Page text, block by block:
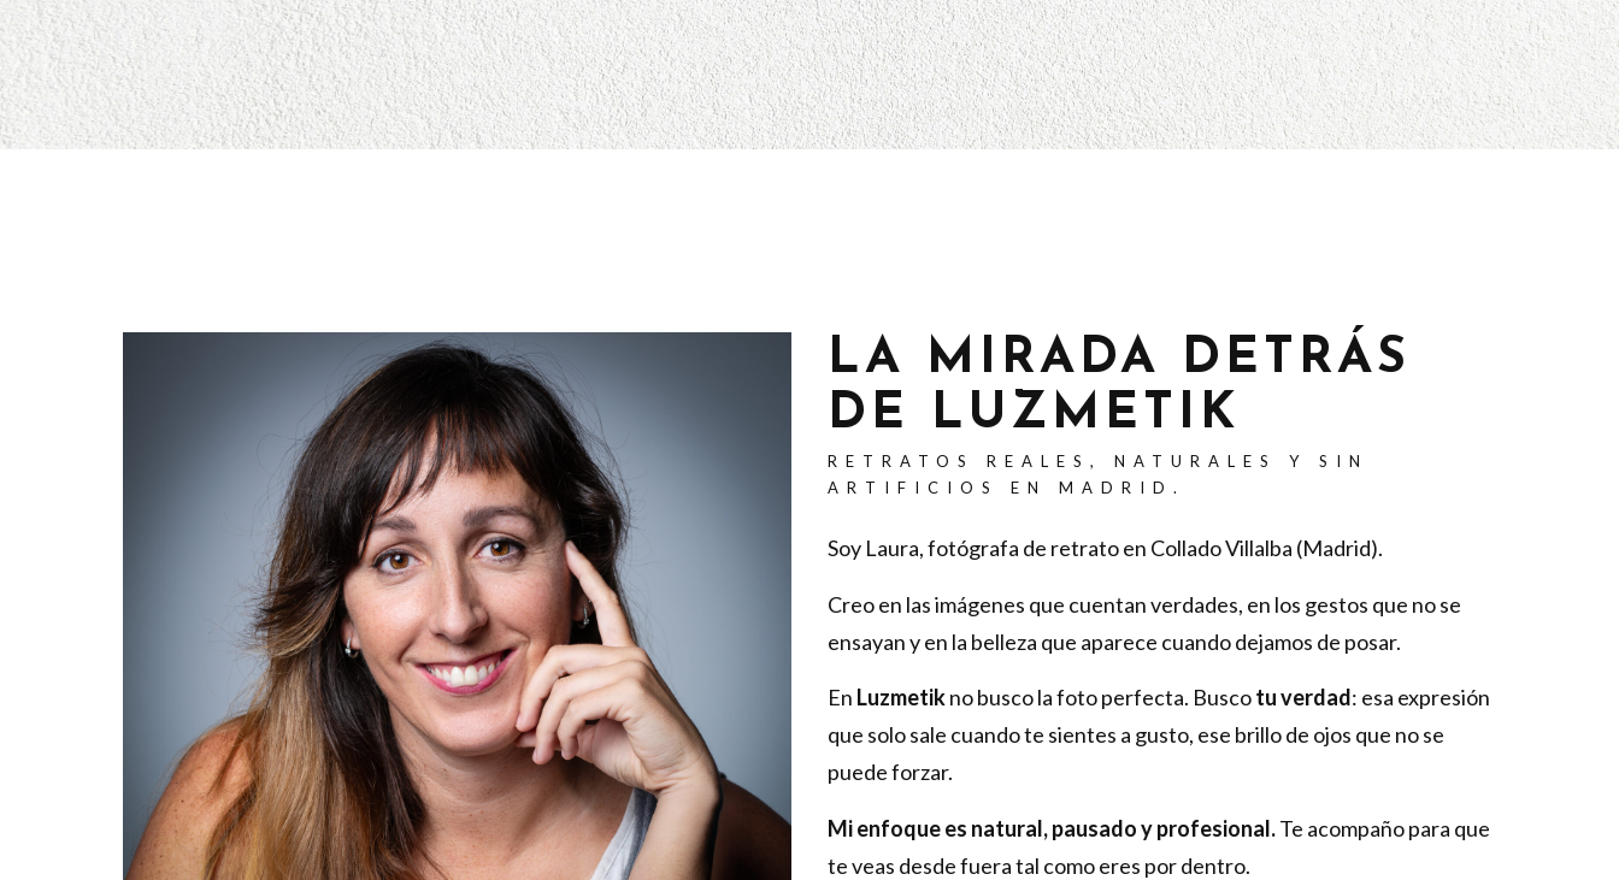
LA MIRADA DETRÁS
DE LUZMETIK
RETRATOS REALES, NATURALES Y SIN
ARTIFICIOS EN MADRID.
Soy Laura, fotógrafa de retrato en Collado Villalba (Madrid).
Creo en las imágenes que cuentan verdades, en los gestos que no se
ensayan y en la belleza que aparece cuando dejamos de posar.
En Luzmetikno busco la foto perfecta. Buscotu verdad: esa expresión
que solo sale cuando te sientes a gusto, ese brillo de ojos que no se
puede forzar.
Mi enfoque es natural, pausado y profesional.Te acompaño para que
te veas desde fuera tal como eres por dentro.